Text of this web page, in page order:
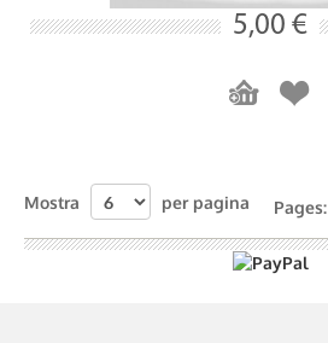
5,00 €
Pages:
Mostra per pagina